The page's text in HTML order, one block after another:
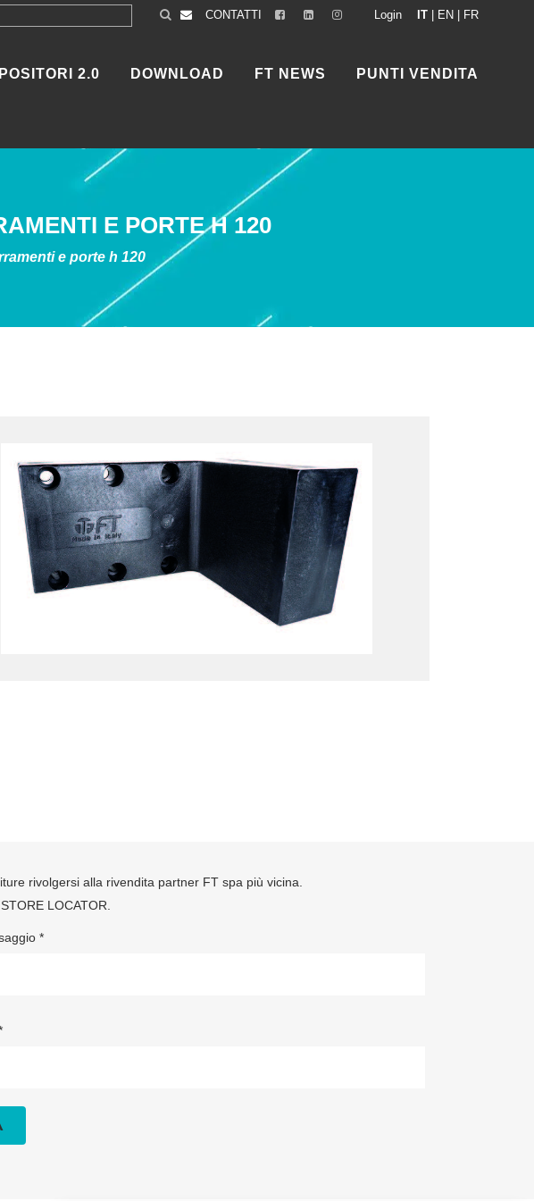
CONTATTI Login IT EN FR
2.0 DOWNLOAD FT NEWS PUNTI VENDITA
E PORTE H 120
e porte h 120
rivolgersi alla rivendita partner FT spa più vicina.
STORE LOCATOR
*